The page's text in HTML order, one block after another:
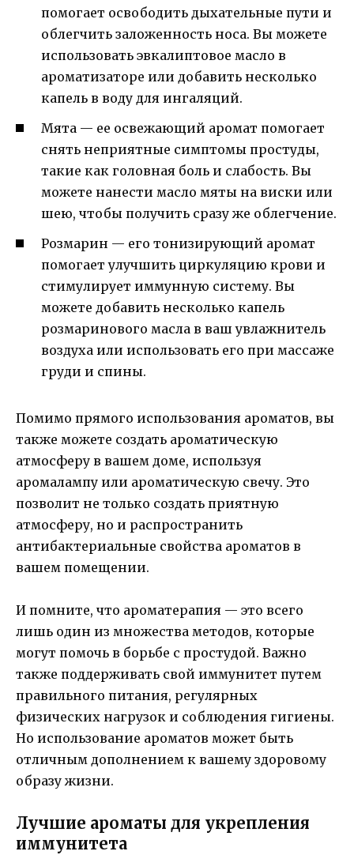
помогает освободить дыхательные пути и
облегчить заложенность носа. Вы можете
использовать эвкалиптовое масло в
ароматизаторе или добавить несколько
капель в воду для ингаляций.
Мята — ее освежающий аромат помогает
снять неприятные симптомы простуды,
такие как головная боль и слабость. Вы
можете нанести масло мяты на виски или
шею, чтобы получить сразу же облегчение.
Розмарин — его тонизирующий аромат
помогает улучшить циркуляцию крови и
стимулирует иммунную систему. Вы
можете добавить несколько капель
розмаринового масла в ваш увлажнитель
воздуха или использовать его при массаже
груди и спины.
Помимо прямого использования ароматов, вы
также можете создать ароматическую
атмосферу в вашем доме, используя
аромалампу или ароматическую свечу. Это
позволит не только создать приятную
атмосферу, но и распространить
антибактериальные свойства ароматов в
вашем помещении.
И помните, что ароматерапия — это всего
лишь один из множества методов, которые
могут помочь в борьбе с простудой. Важно
также поддерживать свой иммунитет путем
правильного питания, регулярных
физических нагрузок и соблюдения гигиены.
Но использование ароматов может быть
отличным дополнением к вашему здоровому
образу жизни.
Лучшие ароматы для укрепления
иммунитета